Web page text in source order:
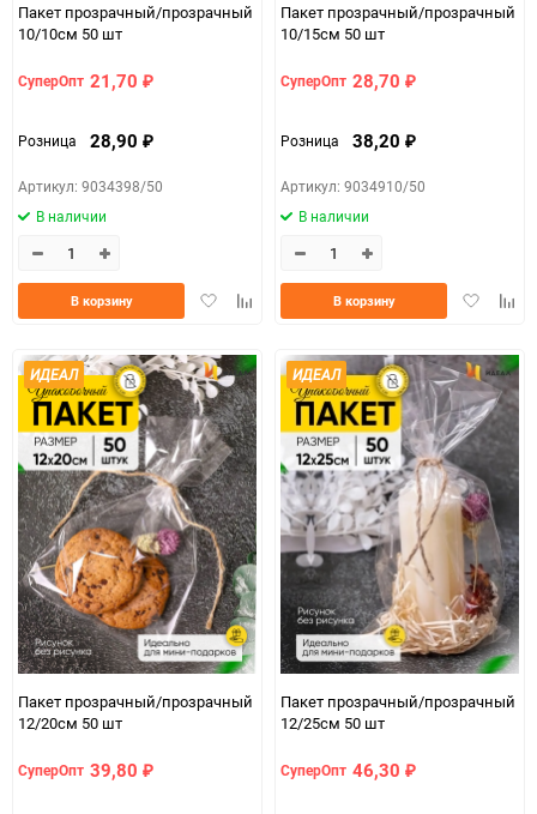
Пакет прозрачный/прозрачный
10/10см 50 шт
СуперОпт 21,70 ₽
Розница 28,90 ₽
Артикул: 9034398/50
В наличии
ДобавитьДобавить
В корзину
Пакет прозрачный/прозрачный
10/15см 50 шт
СуперОпт 28,70 ₽
Розница 38,20 ₽
Артикул: 9034910/50
В наличии
Добавить
В корзину
ИДЕАЛ
Пакет прозрачный/прозрачный
12/20см 50 шт
СуперОпт 39,80 ₽
ИДЕАЛ
Пакет прозрачный/прозрачный
12/25см 50 шт
СуперОпт 46,30 ₽